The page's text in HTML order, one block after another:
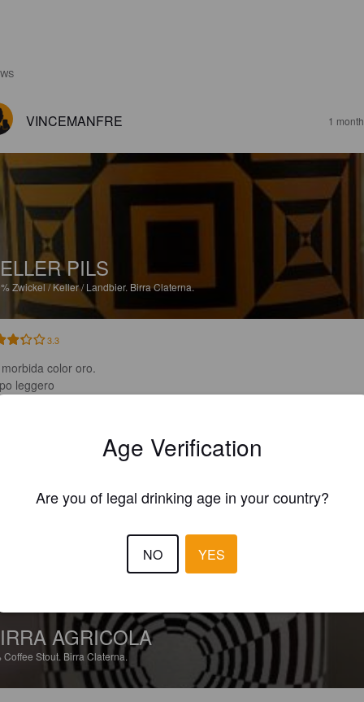
VINCEMANFRE 1
PILS
Zwickel / Keller / Landbier. Birra Claterna.
3.3
color oro.
leggero
é ben maltata, con finale lievemente amaro
TAYLORSAPPHIRE 4
AGRICOLA
Coffee Stout. Birra Claterna.
Age Verification
Are you of legal drinking age in your country?
NO YES